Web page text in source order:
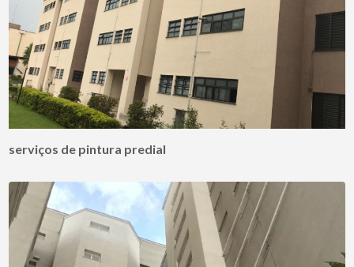
serviços de pintura predial